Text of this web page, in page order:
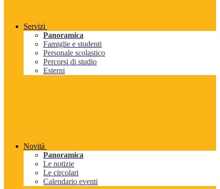
Servizi
Panoramica
Famiglie e studenti
Personale scolastico
Percorsi di studio
Esterni
Novità
Panoramica
Le notizie
Le circolari
Calendario eventi